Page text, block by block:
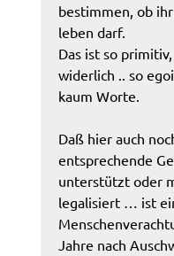
bestimmen, ob
leben darf.
Das ist so
widerlich .. so
kaum Worte.
Daß hier auch
entsprechende
unterstützt oder
legalisiert … ist
Jahre nach